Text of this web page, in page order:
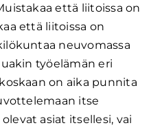
että liitoissa on
että liitoissa on
neuvomassa
työelämän eri
on aika punnita
itse
asiat itsellesi, vai